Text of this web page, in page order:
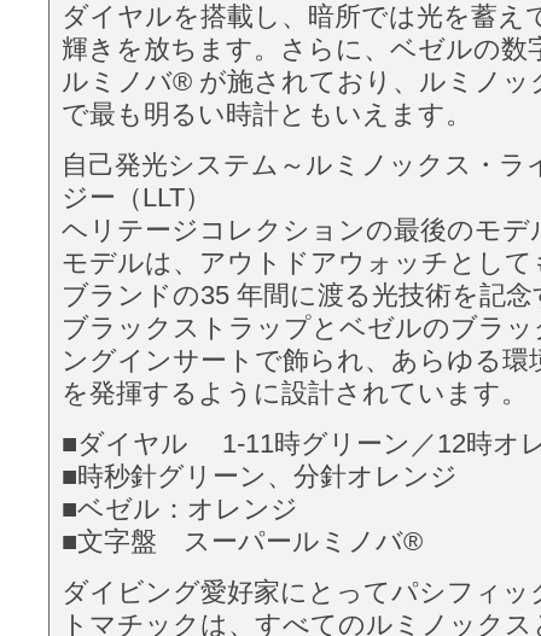
ダイヤルを搭載し、暗所では光を蓄え
輝きを放ちます。さらに、ベゼルの数
ルミノバ® が施されており、ルミノッ
で最も明るい時計ともいえます。
自己発光システム～ルミノックス・ラ
ジー（LLT）
ヘリテージコレクションの最後のモデ
モデルは、アウトドアウォッチとして
ブランドの35 年間に渡る光技術を記
ブラックストラップとベゼルのブラ
ングインサートで飾られ、あらゆる環
を発揮するように設計されています。
■ダイヤル 1-11時グリーン／12時オ
■時秒針グリーン、分針オレンジ
■ベゼル：オレンジ
■文字盤 スーパールミノバ®
ダイビング愛好家にとってパシフィッ
トマチックは、すべてのルミノック